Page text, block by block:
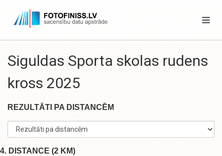
Siguldas Sporta skolas rudens
kross 2025
REZULTĀTI PA DISTANCĒM
4. DISTANCE (2 KM)